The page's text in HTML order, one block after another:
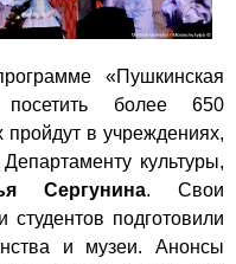
«Пушкинская
более 650
в учреждениях,
культуры,
Сергунина. Свои
подготовили
и музеи. Анонсы